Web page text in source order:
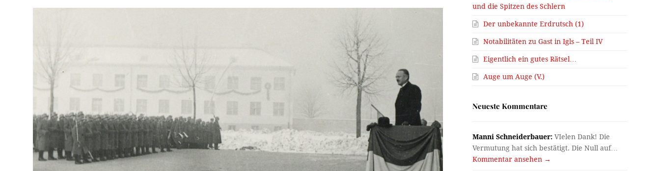
und die Spitzen des Schlern
Der unbekannte Erdrutsch (1)
Notabilitäten zu Gast in Igls – Teil IV
Eigentlich ein gutes Rätsel…
Auge um Auge (V.)
Neueste Kommentare
Manni Schneiderbauer: VIelen Dank! Die
Vermutung hat sich bestätigt. Die Null auf…
Kommentar ansehen →